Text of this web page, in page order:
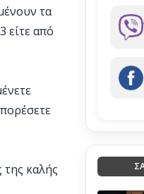
τα
είτε από
της καλής